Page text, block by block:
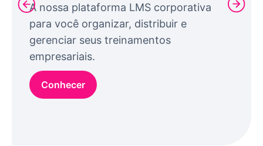
A nossa plataforma LMS corporativa
para você organizar, distribuir e
gerenciar seus treinamentos
empresariais.
Conhecer